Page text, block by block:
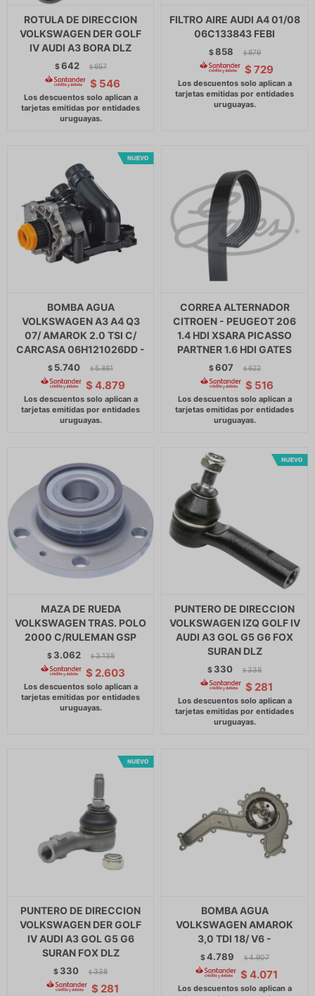
ROTULA DE DIRECCION
VOLKSWAGEN DER GOLF
IV AUDI A3 BORA DLZ
$642 $ 657
$ 546
FILTRO AIRE AUDI A4 01/08
06C133843 FEBI
$858 $ 879
$ 729
BOMBA AGUA
VOLKSWAGEN A3 A4 Q3
07/ AMAROK 2.0 TSI C/
CARCASA 06H121026DD -
$ 5.740 $ 5.881
$ 4.879
CORREA ALTERNADOR
CITROEN - PEUGEOT 206
1.4 HDI XSARA PICASSO
PARTNER 1.6 HDI GATES
$607 $ 622
$ 516
MAZA DE RUEDA
VOLKSWAGEN TRAS. POLO
2000 C/RULEMAN GSP
$ 3.062 $ 3.138
$ 2.603
PUNTERO DE DIRECCION
VOLKSWAGEN IZQ GOLF IV
AUDI A3 GOL G5 G6 FOX
SURAN DLZ
$ 330 $ 338
$ 281
PUNTERO DE DIRECCION
VOLKSWAGEN DER GOLF
IV AUDI A3 GOL G5 G6
SURAN FOX DLZ
$ 330 $ 338
$ 281
BOMBA AGUA
VOLKSWAGEN AMAROK
3,0 TDI 18/ V6 -
$4.789 $ 4.907
$ 4.071